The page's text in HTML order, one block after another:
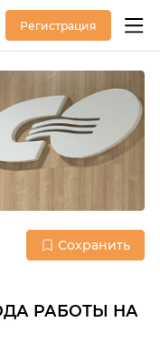
Регистрация
Сохранить
РАБОТЫ НА